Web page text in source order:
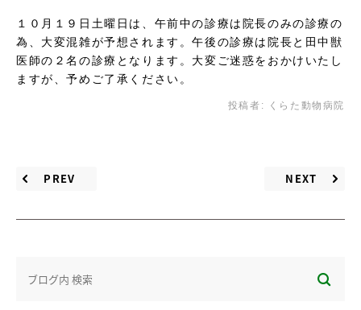
１０月１９日土曜日は、午前中の診療は院長のみの診療の
為、大変混雑が予想されます。午後の診療は院長と田中獣
医師の２名の診療となります。大変ご迷惑をおかけいたし
ますが、予めご了承ください。
投稿者: くらた動物病院
PREV NEXT